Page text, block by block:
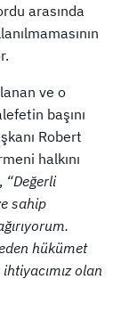
arasında
ve o
başını
Robert
halkını
“Değerli
sahip
hükümet
olan